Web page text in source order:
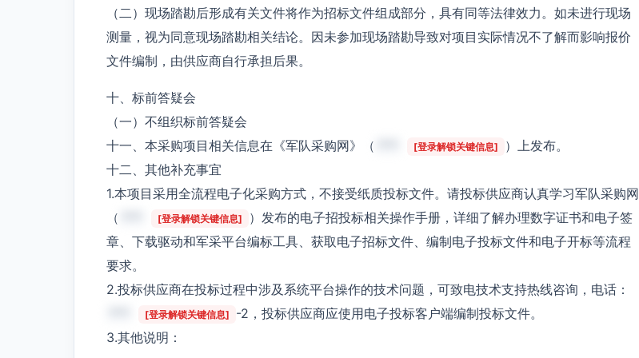
（二）现场踏勘后形成有关文件将作为招标文件组成部分，具有同等法律效力。如未进行现场
测量，视为同意现场踏勘相关结论。因未参加现场踏勘导致对项目实际情况不了解而影响报价
文件编制，由供应商自行承担后果。
十、标前答疑会
（一）不组织标前答疑会
十一、本采购项目相关信息在《军队采购网》（
[登录解锁关键信息]
）上发布。
十二、其他补充事宜
1.本项目采用全流程电子化采购方式，不接受纸质投标文件。请投标供应商认真学习军队采购网
（
[登录解锁关键信息]
）发布的电子招投标相关操作手册，详细了解办理数字证书和电子签
章、下载驱动和军采平台编标工具、获取电子招标文件、编制电子投标文件和电子开标等流程
要求。
2.投标供应商在投标过程中涉及系统平台操作的技术问题，可致电技术支持热线咨询，电话：
[登录解锁关键信息]
-2，投标供应商应使用电子投标客户端编制投标文件。
3.其他说明：